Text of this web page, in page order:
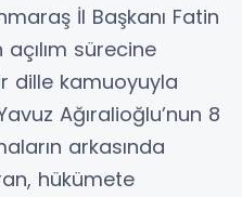
İl Başkanı Fatin
sürecine
dille kamuoyuyla
Ağıralioğlu’nun 8
arkasında
hükümete